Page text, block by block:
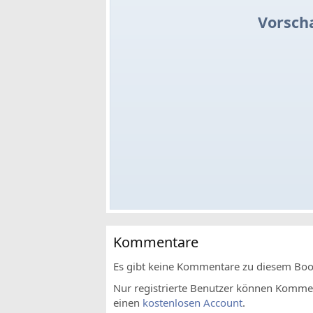
Kommentare
Es gibt keine Kommentare zu diesem
Nur registrierte Benutzer können
einen kostenlosen Account.